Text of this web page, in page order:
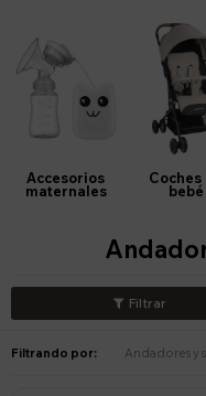
Accesorios
maternales
Coches
bebé
Filtrando por: Andadores y